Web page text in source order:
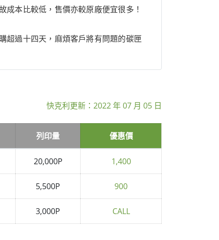
本比較低，售價亦較原廠便宜很多！
超過十四天，麻煩客戶將有問題的碳匣
快克利更新： 2022 年 07 月 05 日
列印量 優惠價
20,000P 1,400
5,500P 900
3,000P CALL